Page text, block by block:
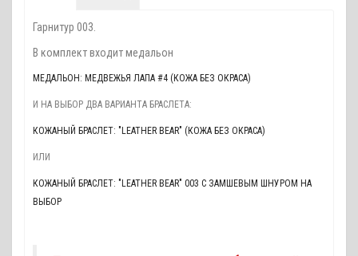
Гарнитур 003.
В комплект входит медальон
МЕДАЛЬОН: МЕДВЕЖЬЯ ЛАПА #4 (КОЖА БЕЗ ОКРАСА)
И НА ВЫБОР ДВА ВАРИАНТА БРАСЛЕТА:
КОЖАНЫЙ БРАСЛЕТ: "LEATHER BEAR" (КОЖА БЕЗ ОКРАСА)
ИЛИ
КОЖАНЫЙ БРАСЛЕТ: "LEATHER BEAR" 003 С ЗАМШЕВЫМ ШНУРОМ НА
ВЫБОР